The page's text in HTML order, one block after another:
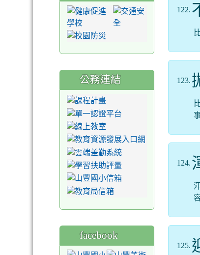
122.
123.
124.
125.
公務連結
facebook